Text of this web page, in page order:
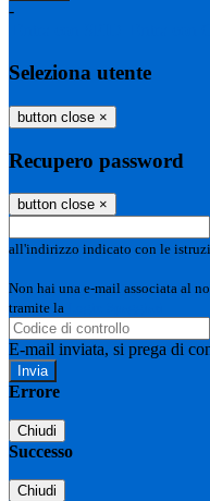
-
Seleziona utente
button close ×
Recupero password
button close ×
all'indirizzo indicato con le
Non hai una e-mail associata al
tramite la
E-mail inviata, si prega di
Errore
Chiudi
Successo
Chiudi